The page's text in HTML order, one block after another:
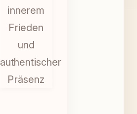
innerem
Frieden
und
authentischer
Präsenz